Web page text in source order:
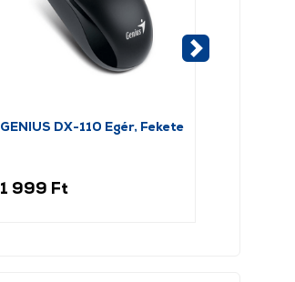
GENIUS DX-110 Egér, Fekete
1 999 Ft